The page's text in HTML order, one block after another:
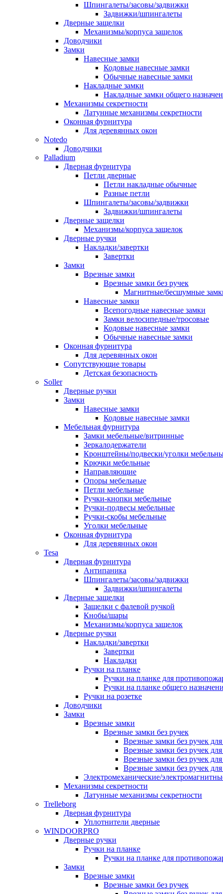
Шпингалеты/засовы/задвижки
Задвижки/шпингалеты
Дверные защелки
Механизмы/корпуса защелок
Доводчики
Замки
Навесные замки
Кодовые навесные замки
Обычные навесные замки
Накладные замки
Накладные замки общего
Механизмы секретности
Латунные механизмы секретности
Оконная фурнитура
Для деревянных окон
Notedo
Доводчики
Palladium
Дверная фурнитура
Петли дверные
Петли накладные обычные
Разные петли
Шпингалеты/засовы/задвижки
Задвижки/шпингалеты
Дверные защелки
Механизмы/корпуса защелок
Дверные ручки
Накладки/завертки
Завертки
Замки
Врезные замки
Врезные замки без ручек
Магнитные/бесшумные
Навесные замки
Всепогодные навесные замки
Замки велосипедные/тросовые
Кодовые навесные замки
Обычные навесные замки
Оконная фурнитура
Для деревянных окон
Сопутствующие товары
Детская безопасность
Soller
Дверные ручки
Замки
Навесные замки
Кодовые навесные замки
Мебельная фурнитура
Замки мебельные/витринные
Зеркалодержатели
Кронштейны/подвески/уголки
Крючки мебельные
Направляющие
Опоры мебельные
Петли мебельные
Ручки-кнопки мебельные
Ручки-подвесы мебельные
Ручки-скобы мебельные
Уголки мебельные
Оконная фурнитура
Для деревянных окон
Tesa
Дверная фурнитура
Антипаника
Шпингалеты/засовы/задвижки
Задвижки/шпингалеты
Дверные защелки
Защелки с фалевой ручкой
Кнобы/шары
Механизмы/корпуса защелок
Дверные ручки
Накладки/завертки
Завертки
Накладки
Ручки на планке
Ручки на планке для
Ручки на планке общего
Ручки на розетке
Доводчики
Замки
Врезные замки
Врезные замки без ручек
Врезные замки без ручек
Врезные замки без ручек
Врезные замки без ручек
Врезные замки без ручек
Электромеханические/
Механизмы секретности
Латунные механизмы секретности
Trelleborg
Дверная фурнитура
Уплотнители дверные
WINDOORPRO
Дверные ручки
Ручки на планке
Ручки на планке для
Замки
Врезные замки
Врезные замки без ручек